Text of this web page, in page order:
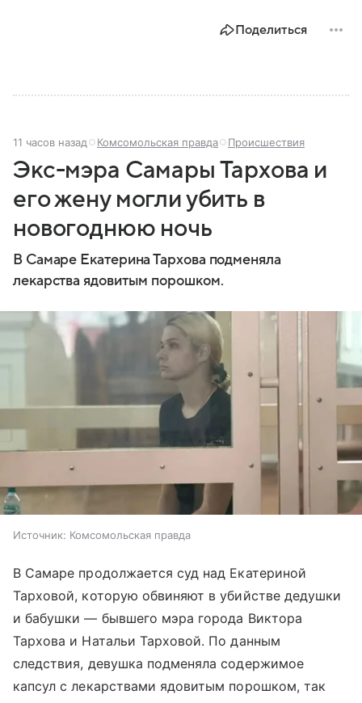
Поделиться
11 часов назад Комсомольская правда Происшествия
Экс-мэра Самары Тархова и
его жену могли убить в
новогоднюю ночь
В Самаре Екатерина Тархова подменяла
лекарства ядовитым порошком.
Источник: Комсомольская правда
В Самаре продолжается суд над Екатериной
Тарховой, которую обвиняют в убийстве дедушки
и бабушки — бывшего мэра города Виктора
Тархова и Натальи Тарховой. По данным
следствия, девушка подменяла содержимое
капсул с лекарствами ядовитым порошком, так